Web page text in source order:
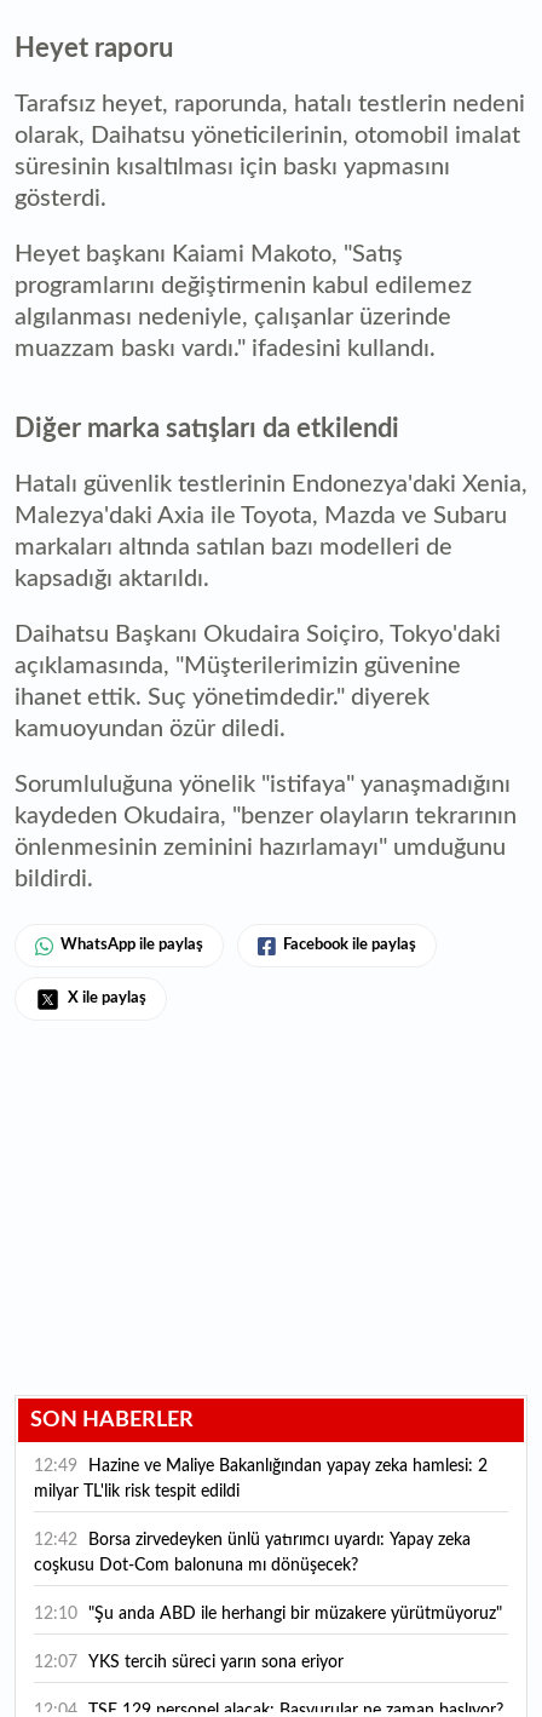
Heyet raporu
Tarafsız heyet, raporunda, hatalı testlerin nedeni
olarak, Daihatsu yöneticilerinin, otomobil imalat
süresinin kısaltılması için baskı yapmasını
gösterdi.
Heyet başkanı Kaiami Makoto, "Satış
programlarını değiştirmenin kabul edilemez
algılanması nedeniyle, çalışanlar üzerinde
muazzam baskı vardı." ifadesini kullandı.
Diğer marka satışları da etkilendi
Hatalı güvenlik testlerinin Endonezya'daki Xenia,
Malezya'daki Axia ile Toyota, Mazda ve Subaru
markaları altında satılan bazı modelleri de
kapsadığı aktarıldı.
Daihatsu Başkanı Okudaira Soiçiro, Tokyo'daki
açıklamasında, "Müşterilerimizin güvenine
ihanet ettik. Suç yönetimdedir." diyerek
kamuoyundan özür diledi.
Sorumluluğuna yönelik "istifaya" yanaşmadığını
kaydeden Okudaira, "benzer olayların tekrarının
önlenmesinin zeminini hazırlamayı" umduğunu
bildirdi.
WhatsApp ile paylaş Facebook ile paylaş
X ile paylaş
SON HABERLER
12:49
milyar TL'lik risk tespit edildi
12:42
coşkusu Dot-Com balonuna mı dönüşecek?
12:10 "Şu anda ABD ile herhangi bir müzakere yürütmüyoruz"
12:07 YKS tercih süreci yarın sona eriyor
12:04 TSE 129 personel alacak: Başvurular ne zaman başlıyor?